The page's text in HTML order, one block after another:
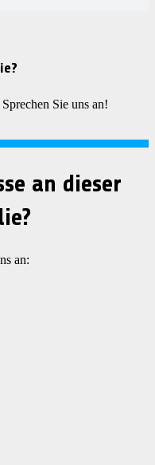
Sie uns an!
an dieser
an: